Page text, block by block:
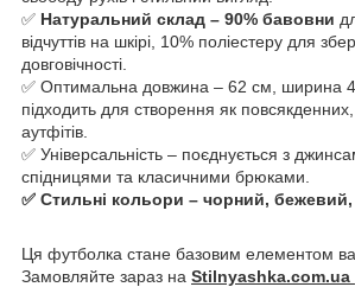
✅ Натуральний склад – 90% бавовни
відчуттів на шкірі, 10% поліестеру для
довговічності.
✅ Оптимальна довжина – 62 см, ширина
підходить для створення як повсякденних,
аутфітів.
✅ Універсальність – поєднується з
спідницями та класичними брюками.
✅ Стильні кольори – чорний, бежевий,
Ця футболка стане базовим елементом
Замовляйте зараз на Stilnyashka.com.ua